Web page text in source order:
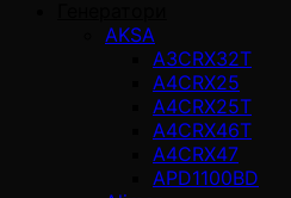
AKSA
A3CRX32T
A4CRX25
A4CRX25T
A4CRX46T
A4CRX47
APD1100BD